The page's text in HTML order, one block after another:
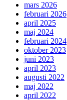
mars 2026
februari 2026
april 2025
maj 2024
februari 2024
oktober 2023
juni 2023
april 2023
augusti 2022
maj 2022
april 2022